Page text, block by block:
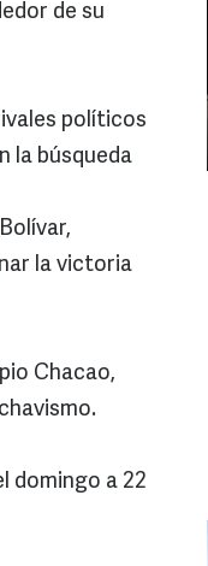
de su
políticos
la búsqueda
la victoria
Chacao,
domingo a 22